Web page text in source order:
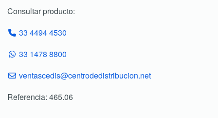
Consultar producto:
33 4494 4530
33 1478 8800
ventascedis@centrodedistribucion.net
Referencia: 465.06